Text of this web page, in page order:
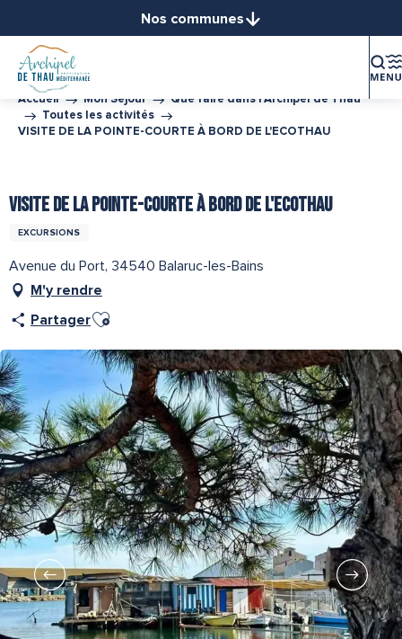
contenu
principal
Nos communes
Bouzigues
Frontignan
Marseillan
Montbazin
Villeveyrac
Accueil Mon Séjour
Que faire dans l’Archipel de Thau
Toutes les activités
VISITE DE LA POINTE-COURTE À BORD DE L'ECOTHAU
VISITE DE LA POINTE-COURTE À BORD DE L'ECOTHAU
EXCURSIONS
Avenue du Port, 34540 Balaruc-les-Bains
M'y rendre
PartagerAjouter aux favoris